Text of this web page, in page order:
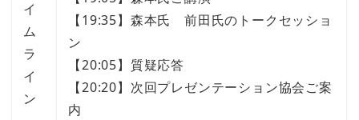
イ
ム
ラ
イ
ン
【19:35】森本氏 前田氏のトークセッショ
ン
【20:05】質疑応答
【20:20】次回プレゼンテーション協会ご案
内